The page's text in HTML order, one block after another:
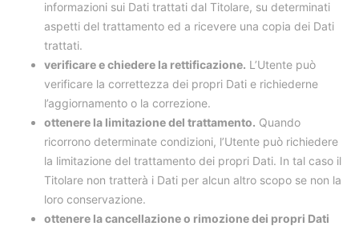
informazioni sui Dati trattati dal Titolare, su determinati
aspetti del trattamento ed a ricevere una copia dei Dati
trattati.
verificare e chiedere la rettificazione. L’Utente può
verificare la correttezza dei propri Dati e richiederne
l’aggiornamento o la correzione.
ottenere la limitazione del trattamento. Quando
ricorrono determinate condizioni, l’Utente può richiedere
la limitazione del trattamento dei propri Dati. In tal caso il
Titolare non tratterà i Dati per alcun altro scopo se non la
loro conservazione.
ottenere la cancellazione o rimozione dei propri Dati